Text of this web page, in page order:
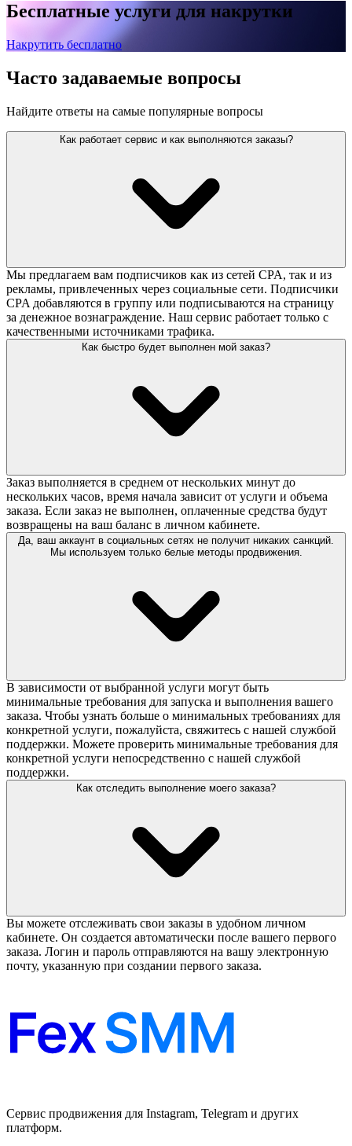
Бесплатные услуги для накрутки
Накрутить бесплатно
Часто задаваемые вопросы
Найдите ответы на самые популярные вопросы
Как работает сервис и как выполняются заказы?
Мы предлагаем вам подписчиков как из сетей CPA, так и из
рекламы, привлеченных через социальные сети. Подписчики
CPA добавляются в группу или подписываются на страницу
за денежное вознаграждение. Наш сервис работает только с
качественными источниками трафика.
Как быстро будет выполнен мой заказ?
Заказ выполняется в среднем от нескольких минут до
нескольких часов, время начала зависит от услуги и объема
заказа. Если заказ не выполнен, оплаченные средства будут
возвращены на ваш баланс в личном кабинете.
Да, ваш аккаунт в социальных сетях не получит никаких санкций.
Мы используем только белые методы продвижения.
В зависимости от выбранной услуги могут быть
минимальные требования для запуска и выполнения вашего
заказа. Чтобы узнать больше о минимальных требованиях для
конкретной услуги, пожалуйста, свяжитесь с нашей службой
поддержки. Можете проверить минимальные требования для
конкретной услуги непосредственно с нашей службой
поддержки.
Как отследить выполнение моего заказа?
Вы можете отслеживать свои заказы в удобном личном
кабинете. Он создается автоматически после вашего первого
заказа. Логин и пароль отправляются на вашу электронную
почту, указанную при создании первого заказа.
Сервис продвижения для Instagram, Telegram и других
платформ.